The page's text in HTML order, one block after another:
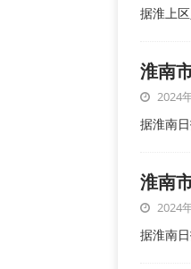
据淮上
淮南
2024
据淮南
淮南
2024
据淮南